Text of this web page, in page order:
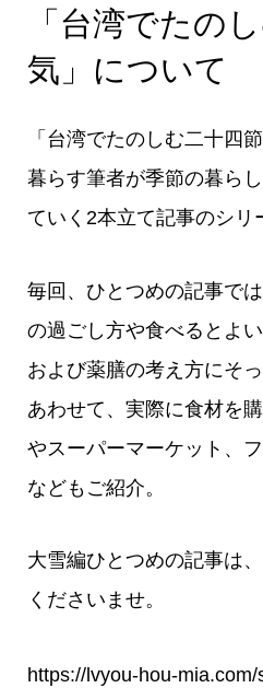
「台湾でたの
気」について
「台湾でたのしむ二十四
暮らす筆者が季節の暮ら
ていく2本立て記事のシリ
毎回、ひとつめの記事で
の過ごし方や食べるとよ
および薬膳の考え方にそ
あわせて、実際に食材を
やスーパーマーケット、
などもご紹介。
大雪編ひとつめの記事は
くださいませ。
https://lvyou-hou-mia.com/